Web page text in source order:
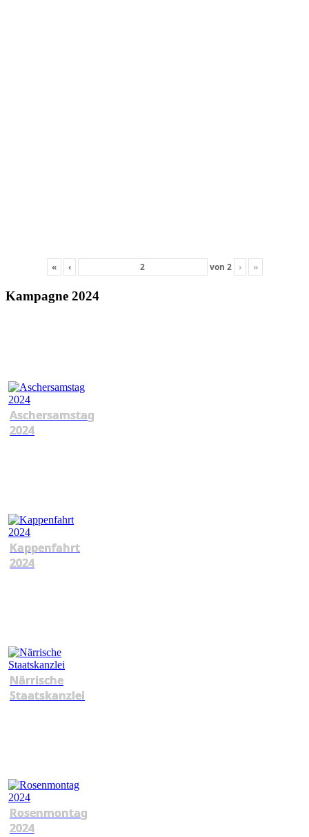
« ‹ von 2 › »
Kampagne 2024
Aschersamstag
2024
Kappenfahrt
2024
Närrische
Staatskanzlei
Rosenmontag
2024